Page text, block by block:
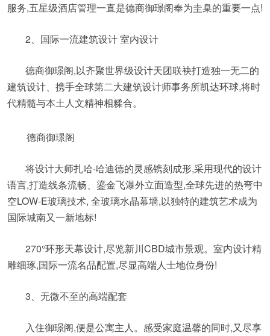
服务,五星级酒店管理一直是德商御璟阁奉为圭臬的重要一点!
2、国际一流建筑设计 室内设计
德商御璟阁,以齐聚世界级设计天团联袂打造独一无二的
建筑设计、携手全球第二大建筑设计师事务所凯达环球,将时
代精髓与本土人文精神相糅合。
德商御璟阁
将设计大师扎哈·哈迪德的灵感镌刻成形,采用现代的设计
语言,打造线条流畅、鎏金飞瀑外立面造型,全球先进的热弯中
空LOW-E玻璃技术, 全玻璃水晶幕墙,以独特的建筑艺术成为
国际城南又一新地标!
270°环形天幕设计,尽览新川CBD城市景观。室内设计精
雕细琢,国际一流名品配置,尽显高端人士地位身份!
3、无微不至的高端配套
入住御璟阁,便是公寓主人。感受家庭温馨的同时,又尽享